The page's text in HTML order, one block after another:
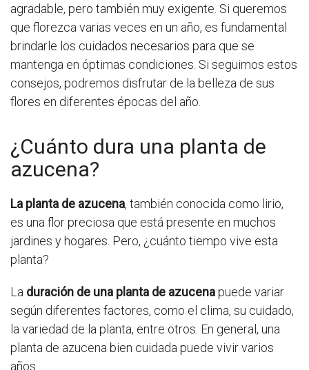
agradable, pero también muy exigente. Si queremos
que florezca varias veces en un año, es fundamental
brindarle los cuidados necesarios para que se
mantenga en óptimas condiciones. Si seguimos estos
consejos, podremos disfrutar de la belleza de sus
flores en diferentes épocas del año.
¿Cuánto dura una planta de
azucena?
La planta de azucena, también conocida como lirio,
es una flor preciosa que está presente en muchos
jardines y hogares. Pero, ¿cuánto tiempo vive esta
planta?
La duración de una planta de azucenapuede variar
según diferentes factores, como el clima, su cuidado,
la variedad de la planta, entre otros. En general, una
planta de azucena bien cuidada puede vivir varios
años.